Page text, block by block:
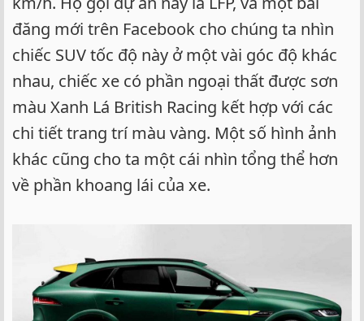
đăng mới trên Facebook cho chúng ta nhìn
chiếc SUV tốc độ này ở một vài góc độ khác
nhau, chiếc xe có phần ngoại thất được sơn
màu Xanh Lá British Racing kết hợp với các
chi tiết trang trí màu vàng. Một số hình ảnh
khác cũng cho ta một cái nhìn tổng thể hơn
về phần khoang lái của xe.